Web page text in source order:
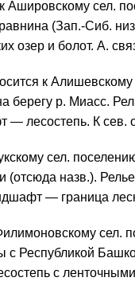
Ашировскому сел.
равнина (Зап.-Сиб.
озер и болот. А.
к
берегу р. Миасс.
лесостепь. К сев.
сел.
(отсюда назв.).
— граница
сел.
с Республикой
с